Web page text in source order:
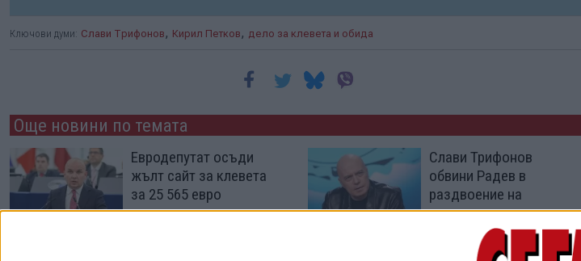
Ключови думи: Слави Трифонов , Кирил Петков , дело за клевета и обида
Още новини по темата
Евродепутат осъди
жълт сайт за клевета
за 25 565 евро
01 Авг. 2026
Слави Трифонов
обвини Радев в
раздвоение на
личността
10 Юли 2026